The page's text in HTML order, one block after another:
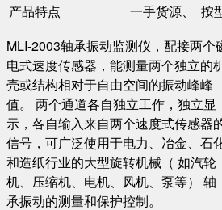
产品特点
一手货源、 按
MLI-2003轴承振动监测仪，配接两个
电式速度传感器，能测量两个独立的
壳或结构相对于自由空间的振动峰峰
值。 两个通道各自独立工作，独立显
示，各自输入来自两个速度式传感器
信号，可广泛使用于电力、冶金、石
和造纸行业的大型旋转机械（ 如汽轮
机、压缩机、电机、风机、泵等） 轴
承振动的测量和保护控制。